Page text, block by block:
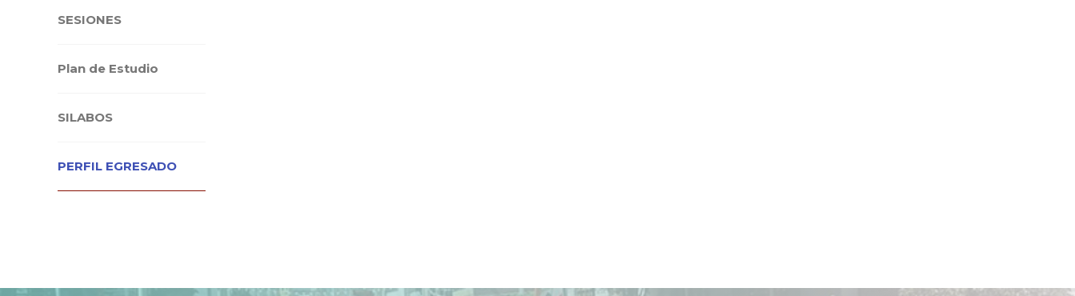
SESIONES
Plan de Estudio
SILABOS
PERFIL EGRESADO